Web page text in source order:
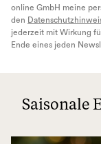
online GmbH meine
den
jederzeit mit Wirkung
Ende eines jeden
Saisonale